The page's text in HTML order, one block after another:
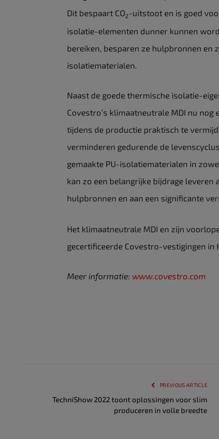
Dit bespaart CO2-uitstoot en is goed
isolatie-elementen dunner kunnen
bereiken, besparen ze hulpbronnen en
isolatiematerialen.
Naast de goede thermische isolatie-
Covestro’s klimaatneutrale MDI nu nog
tijdens de productie praktisch te
verminderen gedurende de
gemaakte PU-isolatiematerialen in
kan zo een belangrijke bijdrage leveren
hulpbronnen en aan een significante
Het klimaatneutrale MDI en zijn
gecertificeerde Covestro-vestigingen in
Meer informatie: www.covestro.com
PREVIOUS ARTICLE
TechniShow 2022 toont oplossingen voor slim
produceren in volle breedte